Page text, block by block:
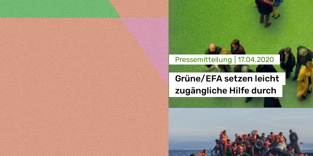
Presse­mitteilung | 17.04.2020
Grüne/EFA setzen leicht
zugängliche Hilfe durch